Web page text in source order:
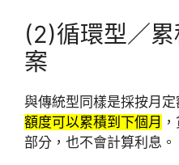
(2)循環型／
案
與傳統型同樣是採按月定
額度可以累積到下個月
部分，也不會計算利息。